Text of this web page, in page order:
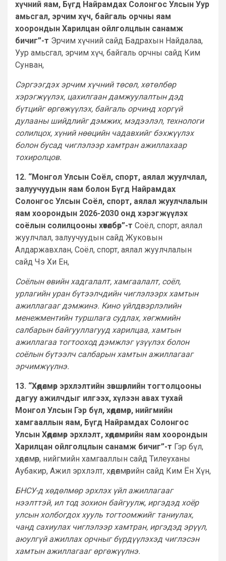
хүчний яам, Бүгд Найрамдах Солонгос Улсын Уур
амьсгал, эрчим хүч, байгаль орчны яам
хоорондын Харилцан ойлголцлын санамж
бичиг”-т Эрчим хүчний сайд Бадрахын Найдалаа,
Уур амьсгал, эрчим хүч, байгаль орчны сайд Ким
Сунван,
Сэргээгдэх эрчим хүчний төсөл, хөтөлбөр
хэрэгжүүлэх, цахилгаан дамжуулалтын дэд
бүтцийг өргөжүүлэх, байгаль орчинд хоргүй
дулааны шийдлийг дэмжих, мэдээлэл, технологи
солилцох, хүний нөөцийн чадавхийг бэхжүүлэх
болон бусад чиглэлээр хамтран ажиллахаар
тохиролцов.
12. “Монгол Улсын Соёл, спорт, аялал жуулчлал,
залуучуудын яам болон Бүгд Найрамдах
Солонгос Улсын Соёл, спорт, аялал жуулчлалын
яам хоорондын 2026-2030 онд хэрэгжүүлэх
соёлын солилцооны хөтөлбөр”-т Соёл, спорт, аялал
жуулчлал, залуучуудын сайд Жуковын
Алдаржавхлан, Соёл, спорт, аялал жуулчлалын
сайд Чэ Хи Ен,
Соёлын өвийн хадгалалт, хамгаалалт, соёл,
урлагийн уран бүтээлчдийн чиглэлээрх хамтын
ажиллагааг дэмжинэ. Кино үйлдвэрлэлийн
менежментийн туршлага судлах, хөгжмийн
салбарын байгууллагууд харилцаа, хамтын
ажиллагаа тогтооход дэмжлэг үзүүлэх болон
соёлын бүтээлч салбарын хамтын ажиллагааг
эрчимжүүлнэ.
13. “Хөдөлмөр эрхлэлтийн зөвшөөрлийн тогтолцооны
дагуу ажилчдыг илгээх, хүлээн авах тухай
Монгол Улсын Гэр бүл, хөдөлмөр, нийгмийн
хамгааллын яам, Бүгд Найрамдах Солонгос
Улсын Хөдөлмөр эрхлэлт, хөдөлмөрийн яам хоорондын
Харилцан ойлголцлын санамж бичиг”-т Гэр бүл,
хөдөлмөр, нийгмийн хамгааллын сайд Тилеуханы
Аубакир, Ажил эрхлэлт, хөдөлмөрийн сайд Ким Ён Хүн,
БНСУ-д хөдөлмөр эрхлэх үйл ажиллагааг
нээлттэй, ил тод зохион байгуулж, иргэдэд хоёр
улсын холбогдох хууль тогтоомжийг таниулах,
чанд сахиулах чиглэлээр хамтран, иргэдэд эрүүл,
аюулгүй ажиллах орчныг бүрдүүлэхэд чиглэсэн
хамтын ажиллагааг өргөжүүлнэ.